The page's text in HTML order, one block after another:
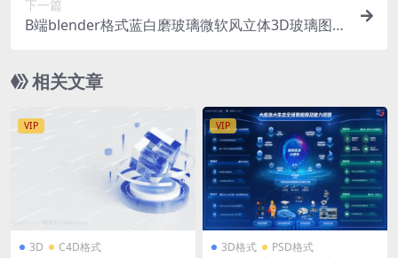
下一篇
B端blender格式蓝白磨玻璃微软风立体3D玻璃图标
相关文章
VIP
3D C4D格式
VIP
3D格式 PSD格式